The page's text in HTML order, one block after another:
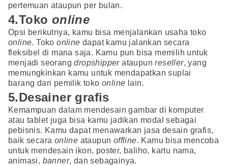
pertemuan ataupun per bulan.
4.Toko online
Opsi berikutnya, kamu bisa menjalankan usaha toko
online. Tokoonline dapat kamu jalankan secara
fleksibel di mana saja. Kamu pun bisa memilih untuk
menjadi seorangdropshipperataupunreseller, yang
memungkinkan kamu untuk mendapatkan suplai
barang dari pemilik toko online lain.
5.Desainer grafis
Kemampuan dalam mendesain gambar di komputer
atau tablet juga bisa kamu jadikan modal sebagai
pebisnis. Kamu dapat menawarkan jasa desain grafis,
baik secara online ataupun offline. Kamu bisa mencoba
untuk mendesain ikon, poster, baliho, kartu nama,
animasi, banner, dan sebagainya.